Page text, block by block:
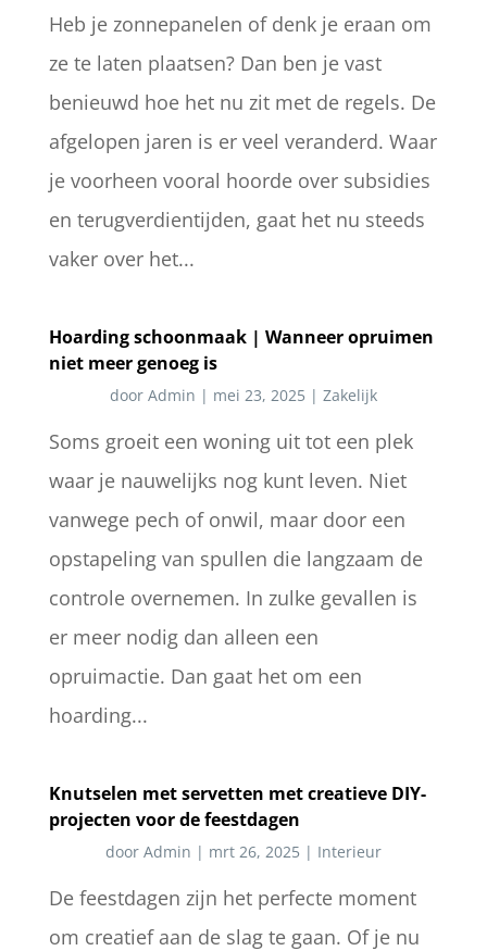
Heb je zonnepanelen of denk je eraan om
ze te laten plaatsen? Dan ben je vast
benieuwd hoe het nu zit met de regels. De
afgelopen jaren is er veel veranderd. Waar
je voorheen vooral hoorde over subsidies
en terugverdientijden, gaat het nu steeds
vaker over het...
Hoarding schoonmaak | Wanneer opruimen
niet meer genoeg is
door Admin | mei 23, 2025 | Zakelijk
Soms groeit een woning uit tot een plek
waar je nauwelijks nog kunt leven. Niet
vanwege pech of onwil, maar door een
opstapeling van spullen die langzaam de
controle overnemen. In zulke gevallen is
er meer nodig dan alleen een
opruimactie. Dan gaat het om een
hoarding...
Knutselen met servetten met creatieve DIY-
projecten voor de feestdagen
door Admin | mrt 26, 2025 | Interieur
De feestdagen zijn het perfecte moment
om creatief aan de slag te gaan. Of je nu